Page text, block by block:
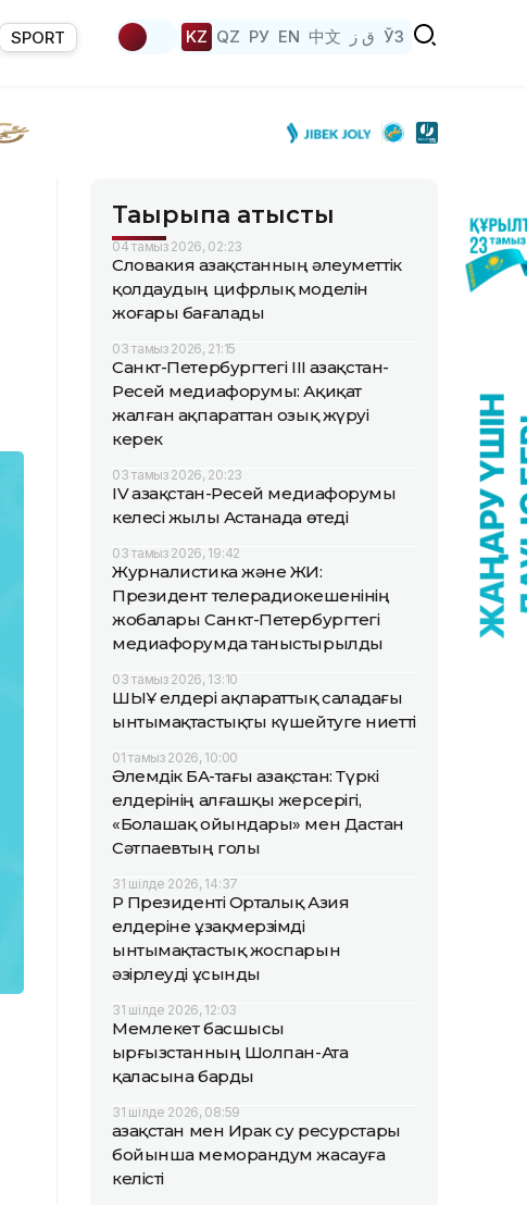
SPORT KZ QZ РУ EN 中文 ق ز ЎЗ
Тақырыпқа қатысты
04 тамыз 2026, 02:23
Словакия Қазақстанның әлеуметтік
қолдаудың цифрлық моделін
жоғары бағалады
03 тамыз 2026, 21:15
Санкт-Петербургтегі III Қазақстан-
Ресей медиафорумы: Ақиқат
жалған ақпараттан озық жүруі
керек
03 тамыз 2026, 20:23
IV Қазақстан-Ресей медиафорумы
келесі жылы Астанада өтеді
03 тамыз 2026, 19:42
Журналистика және ЖИ:
Президент телерадиокешенінің
жобалары Санкт-Петербургтегі
медиафорумда таныстырылды
03 тамыз 2026, 13:10
ШЫҰ елдері ақпараттық саладағы
ынтымақтастықты күшейтуге ниетті
01 тамыз 2026, 10:00
Әлемдік БАҚ-тағы Қазақстан: Түркі
елдерінің алғашқы жерсерігі,
«Болашақ ойындары» мен Дастан
Сәтпаевтың голы
31 шілде 2026, 14:37
ҚР Президенті Орталық Азия
елдеріне ұзақмерзімді
ынтымақтастық жоспарын
әзірлеуді ұсынды
31 шілде 2026, 12:03
Мемлекет басшысы
Қырғызстанның Шолпан-Ата
қаласына барды
31 шілде 2026, 08:59
Қазақстан мен Ирак су ресурстары
бойынша меморандум жасауға
келісті